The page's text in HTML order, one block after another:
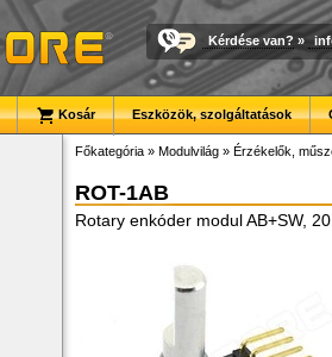
Kérdése van? »
Kosár Eszközök, szolgáltatások
Főkategória » Modulvilág » Érzékelők,
ROT-1AB
Rotary enkóder modul AB+SW,